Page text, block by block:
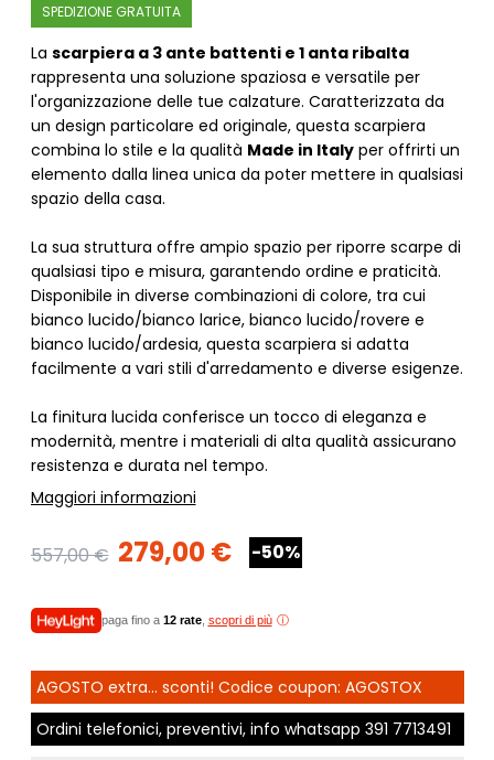
SPEDIZIONE GRATUITA
La scarpiera a 3 ante battenti e 1 anta ribalta
rappresenta una soluzione spaziosa e versatile per
l'organizzazione delle tue calzature. Caratterizzata da
un design particolare ed originale, questa scarpiera
combina lo stile e la qualità Made in Italyper offrirti un
elemento dalla linea unica da poter mettere in qualsiasi
spazio della casa.
La sua struttura offre ampio spazio per riporre scarpe di
qualsiasi tipo e misura, garantendo ordine e praticità.
Disponibile in diverse combinazioni di colore, tra cui
bianco lucido/bianco larice, bianco lucido/rovere e
bianco lucido/ardesia, questa scarpiera si adatta
facilmente a vari stili d'arredamento e diverse esigenze.
La finitura lucida conferisce un tocco di eleganza e
modernità, mentre i materiali di alta qualità assicurano
resistenza e durata nel tempo.
Maggiori informazioni
557,00 € 279,00 € -50%
paga fino a 12 rate, scopri di più
AGOSTO extra... sconti! Codice coupon: AGOSTOX
Ordini telefonici, preventivi, info whatsapp 391 7713491